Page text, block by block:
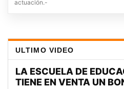
actuación.-
ULTIMO VIDEO